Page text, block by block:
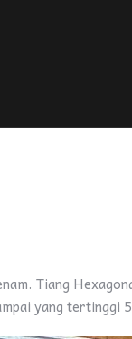
Tiang
yang tertinggi